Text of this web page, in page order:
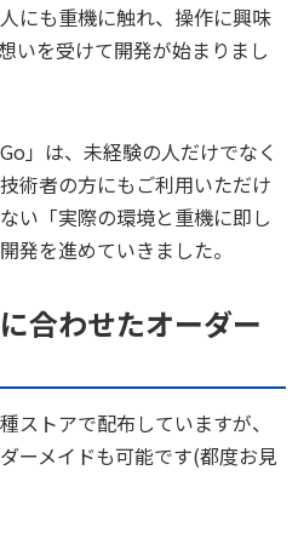
にも重機に触れ、操作に興味
いを受けて開発が始まりまし
」は、未経験の人だけでなく
術者の方にもご利用いただけ
い「実際の環境と重機に即し
発を進めていきました。
合わせたオーダー
ストアで配布していますが、
ーメイドも可能です(都度お見